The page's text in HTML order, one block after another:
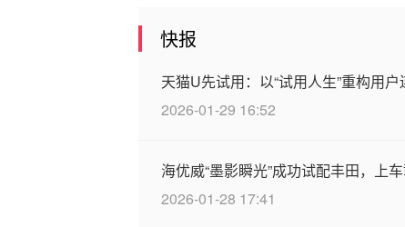
快报
天猫U先试用：以“试用人生”重构用
2026-01-29 16:52
海优威“墨影瞬光”成功试配丰田，上
2026-01-28 17:41